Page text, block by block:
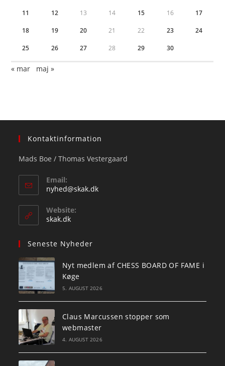
11 12 13 14 15 16 17
18 19 20 21 22 23 24
25 26 27 28 29 30
« mar maj »
Kontaktinformation
Mads Boe / Thomas Vestergaard
Email:
nyhed@skak.dkOpens
Website:
skak.dk
Seneste Nyheder
Nyt medlem af CHESS BOARD OF FAME i
Køge
5. AUGUST 2026
Claus Marcussen stopper som
webmaster
4. AUGUST 2026